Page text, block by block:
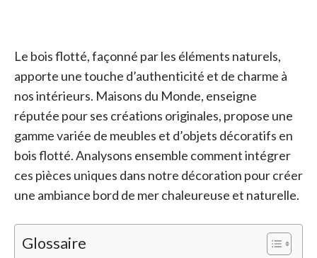
Le bois flotté, façonné par les éléments naturels,
apporte une touche d’authenticité et de charme à
nos intérieurs. Maisons du Monde, enseigne
réputée pour ses créations originales, propose une
gamme variée de meubles et d’objets décoratifs en
bois flotté. Analysons ensemble comment intégrer
ces pièces uniques dans notre décoration pour créer
une ambiance bord de mer chaleureuse et naturelle.
Glossaire